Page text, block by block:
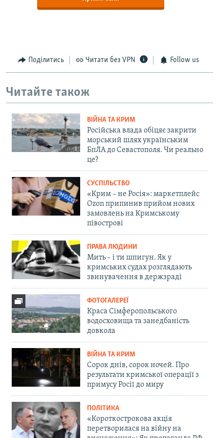
Поділитись Читати без VPN Follow us
Читайте також
ВІЙНА ТА КРИМ
Російська влада обіцяє закрити
морський шлях українським
БпЛА до Севастополя. Чи реально
це?
СУСПІЛЬСТВО
«Крим – не Росія»: маркетплейс
Ozon припинив прийом нових
замовлень на Кримському
півострові
ПРАВА ЛЮДИНИ
Мить – і ти шпигун. Як у
кримських судах розглядають
звинувачення в держзраді
ФОТОГАЛЕРЕЇ
Краса Сімферопольського
водосховища та занедбаність
довкола
ВІЙНА ТА КРИМ
Сорок днів, сорок ночей. Про
результати кримської операції з
примусу Росії до миру
ПОЛІТИКА
«Короткострокова акція
перетворилася на війну на